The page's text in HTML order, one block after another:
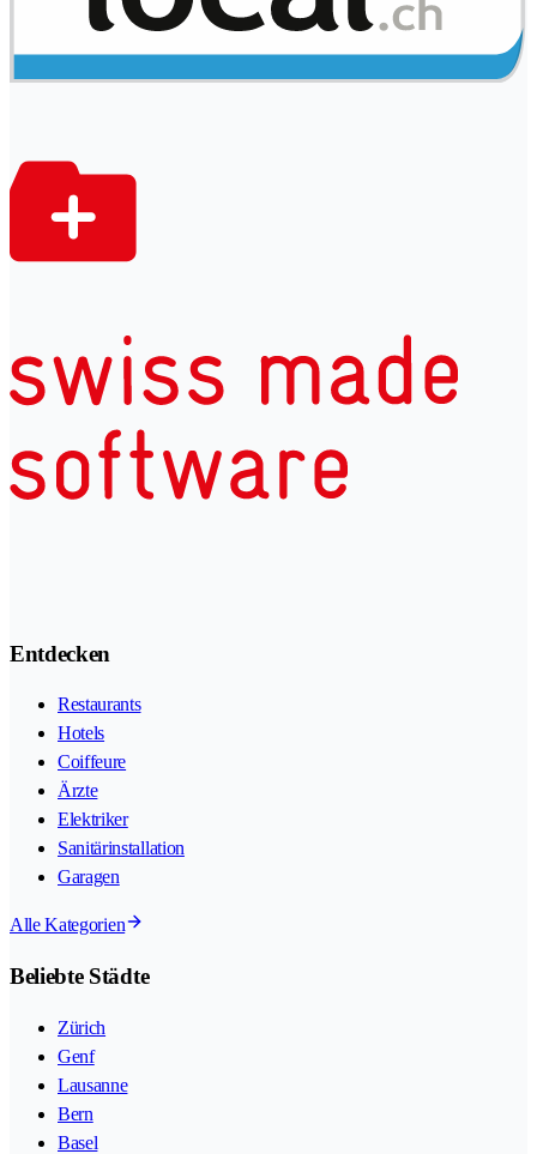
Entdecken
Restaurants
Hotels
Coiffeure
Ärzte
Elektriker
Sanitärinstallation
Garagen
Alle Kategorien
Beliebte Städte
Zürich
Genf
Lausanne
Bern
Basel